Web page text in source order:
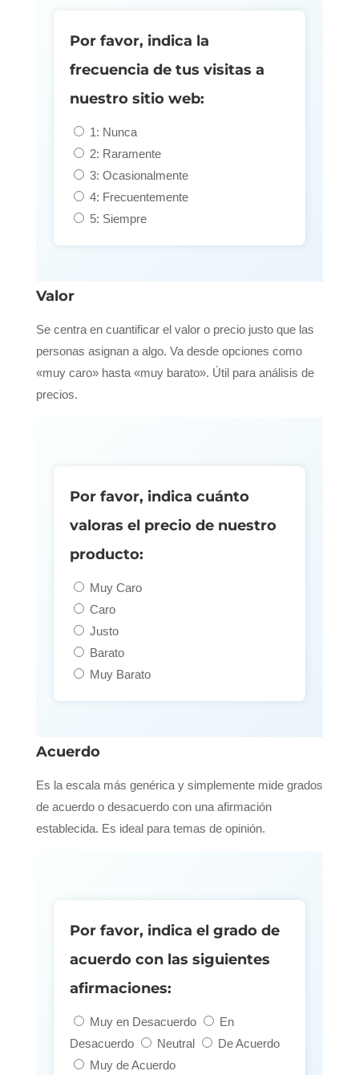
Por favor, indica la
frecuencia de tus visitas a
nuestro sitio web:
1: Nunca
2: Raramente
3: Ocasionalmente
4: Frecuentemente
5: Siempre
Valor
Se centra en cuantificar el valor o precio justo que las
personas asignan a algo. Va desde opciones como
«muy caro» hasta «muy barato». Útil para análisis de
precios.
Por favor, indica cuánto
valoras el precio de nuestro
producto:
Muy Caro
Caro
Justo
Barato
Muy Barato
Acuerdo
Es la escala más genérica y simplemente mide grados
de acuerdo o desacuerdo con una afirmación
establecida. Es ideal para temas de opinión.
Por favor, indica el grado de
acuerdo con las siguientes
afirmaciones:
Muy en Desacuerdo
En
Desacuerdo
Neutral
De Acuerdo
Muy de Acuerdo